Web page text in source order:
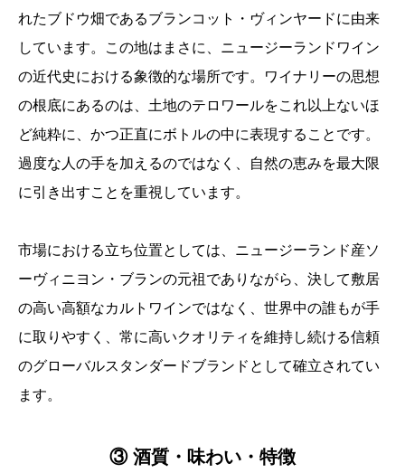
れたブドウ畑であるブランコット・ヴィンヤードに由来
しています。この地はまさに、ニュージーランドワイン
の近代史における象徴的な場所です。ワイナリーの思想
の根底にあるのは、土地のテロワールをこれ以上ないほ
ど純粋に、かつ正直にボトルの中に表現することです。
過度な人の手を加えるのではなく、自然の恵みを最大限
に引き出すことを重視しています。
市場における立ち位置としては、ニュージーランド産ソ
ーヴィニヨン・ブランの元祖でありながら、決して敷居
の高い高額なカルトワインではなく、世界中の誰もが手
に取りやすく、常に高いクオリティを維持し続ける信頼
のグローバルスタンダードブランドとして確立されてい
ます。
③ 酒質・味わい・特徴